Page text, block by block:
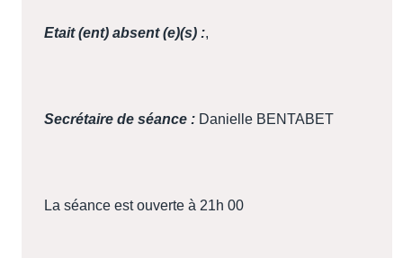
Etait (ent) absent (e)(s) :,
Secrétaire de séance : Danielle BENTABET
La séance est ouverte à 21h 00